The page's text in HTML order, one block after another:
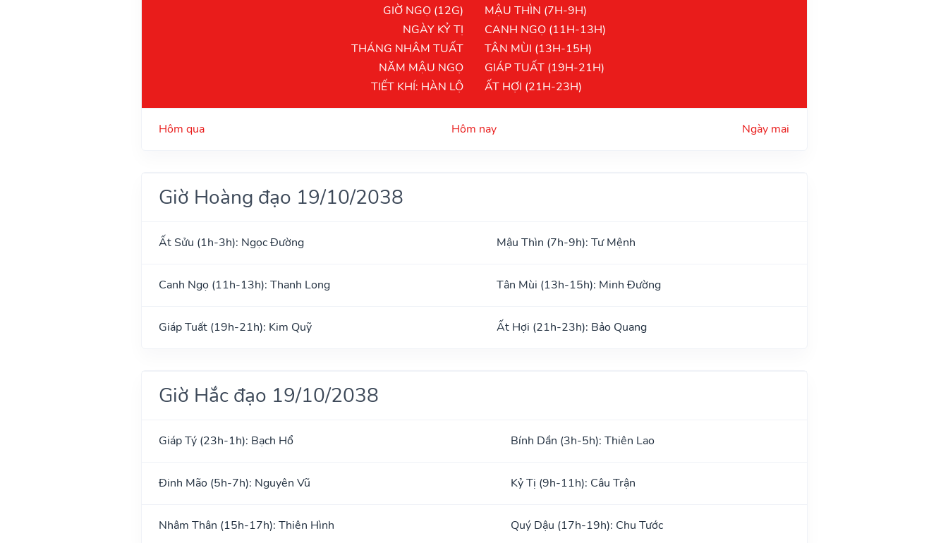
GIỜ NGỌ (12G)
NGÀY KỶ TỊ
THÁNG NHÂM TUẤT
NĂM MẬU NGỌ
TIẾT KHÍ: HÀN LỘ
MẬU THÌN (7H-9H)
CANH NGỌ (11H-13H)
TÂN MÙI (13H-15H)
GIÁP TUẤT (19H-21H)
ẤT HỢI (21H-23H)
Hôm qua Hôm nay Ngày mai
Giờ Hoàng đạo 19/10/2038
Ất Sửu (1h-3h): Ngọc Đường Mậu Thìn (7h-9h): Tư Mệnh
Canh Ngọ (11h-13h): Thanh Long Tân Mùi (13h-15h): Minh Đường
Giáp Tuất (19h-21h): Kim Quỹ Ất Hợi (21h-23h): Bảo Quang
Giờ Hắc đạo 19/10/2038
Giáp Tý (23h-1h): Bạch Hổ Bính Dần (3h-5h): Thiên Lao
Đinh Mão (5h-7h): Nguyên Vũ Kỷ Tị (9h-11h): Câu Trận
Nhâm Thân (15h-17h): Thiên Hình Quý Dậu (17h-19h): Chu Tước